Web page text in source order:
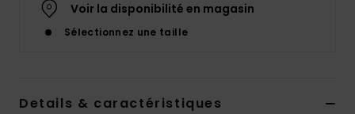
Voir la disponibilité en magasin
Sélectionnez une taille
Details & caractéristiques